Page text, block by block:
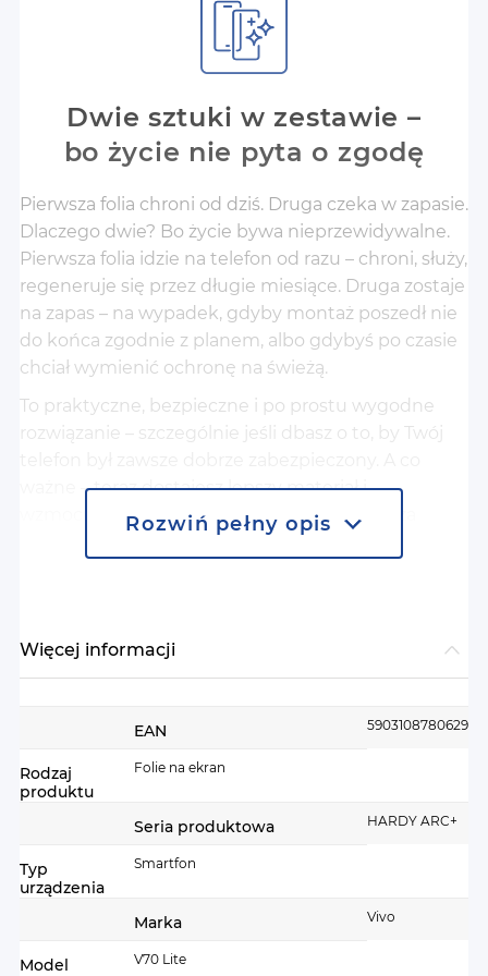
Rozwiń pełny opis
Dwie sztuki w zestawie –
bo życie nie pyta o zgodę
Pierwsza folia chroni od dziś. Druga czeka w zapasie.
Dlaczego dwie? Bo życie bywa nieprzewidywalne.
Pierwsza folia idzie na telefon od razu – chroni, służy,
regeneruje się przez długie miesiące. Druga zostaje
na zapas – na wypadek, gdyby montaż poszedł nie
do końca zgodnie z planem, albo gdybyś po czasie
chciał wymienić ochronę na świeżą.
To praktyczne, bezpieczne i po prostu wygodne
rozwiązanie – szczególnie jeśli dbasz o to, by Twój
ważne – teraz dostajesz lepszy materiał i
wzmocnioną konstrukcję. To po prostu lepsza
wersja sprawdzonej ochrony, bez kompromisów.
Więcej informacji
EAN 5903108780629
Rodzaj
produktu
Folie na ekran
Seria produktowa HARDY ARC+
Typ
urządzenia
Smartfon
Marka Vivo
Model V70 Lite